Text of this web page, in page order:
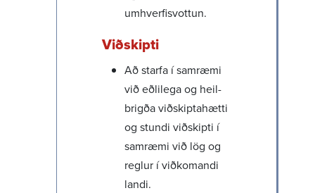
umhverf­is­vottun.
Viðskipti
Að starfa í samræmi
við eðli­lega og heil­
brigða viðskipta­hætti
og stundi viðskipti í
samræmi við lög og
reglur í viðkom­andi
landi.